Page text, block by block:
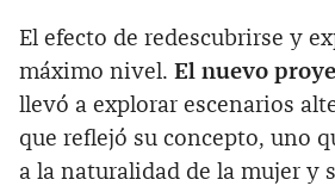
El efecto de redescubrirse y
máximo nivel. El nuevo
llevó a explorar escenarios
que reflejó su concepto, uno
a la naturalidad de la mujer y